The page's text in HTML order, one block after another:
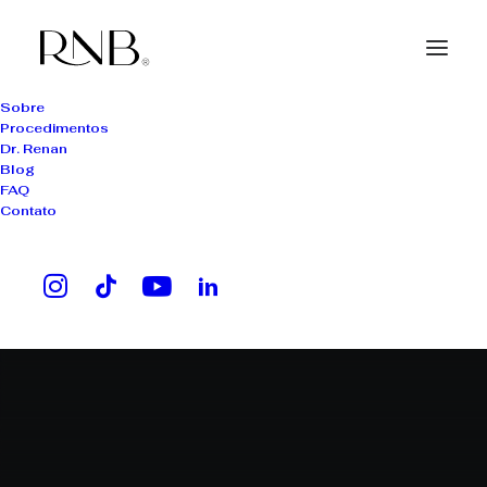
Sobre
Procedimentos
Dr. Renan
Blog
FAQ
Contato
diagnóstico precoce